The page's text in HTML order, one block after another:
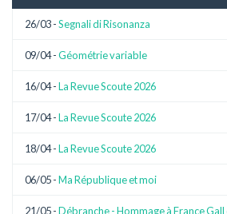
26/03 -Segnali di Risonanza
09/04 -Géométrie variable
16/04 -La Revue Scoute 2026
17/04 -La Revue Scoute 2026
18/04 -La Revue Scoute 2026
06/05 -Ma République et moi
21/05 -Débranche - Hommage à France